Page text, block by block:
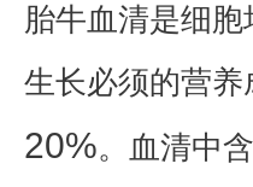
胎牛血清是细
生长必须的营
20%。血清中